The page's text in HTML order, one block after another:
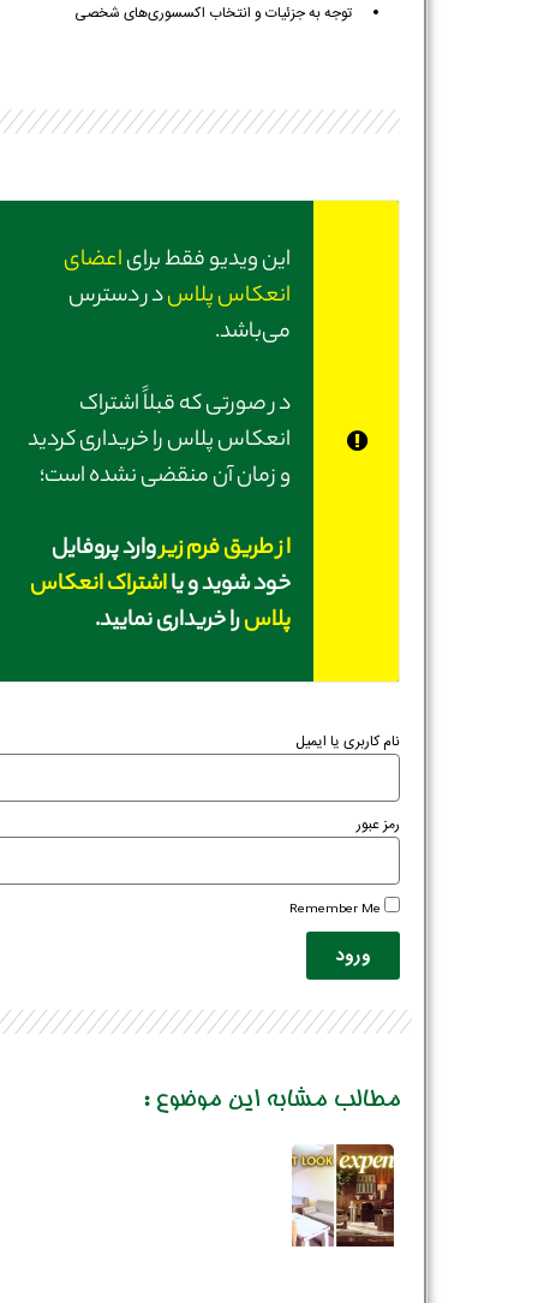
توجه به جزئیات و انتخاب اکسسوری‌های شخصی
این ویدیو فقط برایاعضای
انعکاس پلاسدر دسترس
می‌باشد.
در صورتی‌ که قبلاً اشتراک
انعکاس پلاس را خریداری کردید
و زمان آن منقضی نشده است؛
از طریق فرم زیروارد پروفایل
خود شوید و یااشتراک انعکاس
پلاسرا خریداری نمایید.
نام کاربری یا ایمیل
رمز عبور
Remember Me
ورود
مطالب مشابه این موضوع :